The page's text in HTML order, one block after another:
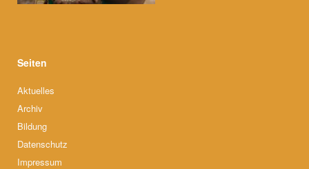
Seiten
Aktuelles
Archiv
Bildung
Datenschutz
Impressum